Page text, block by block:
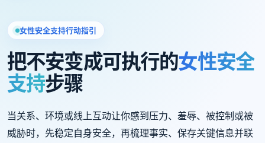
女性安全支持行动指引
把不安变成可执行的女性安全
支持步骤
当关系、环境或线上互动让你感到压力、羞辱、被控制或被
威胁时，先稳定自身安全，再梳理事实、保存关键信息并联